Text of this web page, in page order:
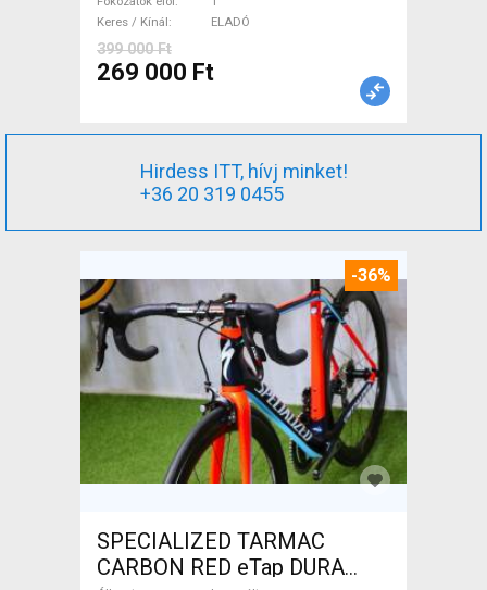
ELADÓ
Keres / Kínál
ELADÓ
399 000 Ft
269 000 Ft
Hirdess ITT, hívj minket!
+36 20 319 0455
-36%
SPECIALIZED TARMAC
CARBON RED eTap DURA